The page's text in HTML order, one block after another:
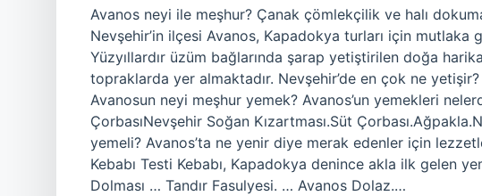
Avanos neyi ile meşhur? Çanak çömlekçilik ve halı
Nevşehir’in ilçesi Avanos, Kapadokya turları için
Yüzyıllardır üzüm bağlarında şarap yetiştirilen doğa
topraklarda yer almaktadır. Nevşehir’de en çok ne
Avanosun neyi meşhur yemek? Avanos’un yemekleri
ÇorbasıNevşehir Soğan Kızartması.Süt
yemeli? Avanos’ta ne yenir diye merak edenler için
Kebabı Testi Kebabı, Kapadokya denince akla ilk gelen
Dolması … Tandır Fasulyesi. … Avanos Dolaz.…